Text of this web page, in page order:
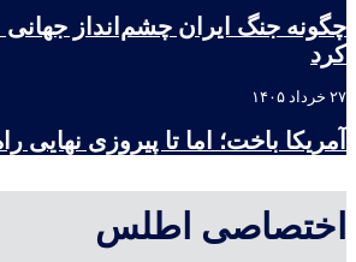
چگونه جنگ ایران چشم‌انداز
کرد
۲۷ خرداد ۱۴۰۵
آمریکا باخت؛ اما تا پیروزی نهایی
اختصاصی اطلس